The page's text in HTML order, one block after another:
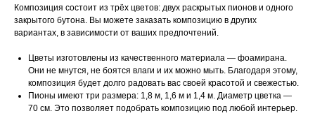
Композиция состоит из трёх цветов: двух раскрытых пионов и одного
закрытого бутона. Вы можете заказать композицию в других
вариантах, в зависимости от ваших предпочтений.
Цветы изготовлены из качественного материала — фоамирана.
Они не мнутся, не боятся влаги и их можно мыть. Благодаря этому,
композиция будет долго радовать вас своей красотой и свежестью.
Пионы имеют три размера: 1,8 м, 1,6 м и 1,4 м. Диаметр цветка —
70 см. Это позволяет подобрать композицию под любой интерьер.